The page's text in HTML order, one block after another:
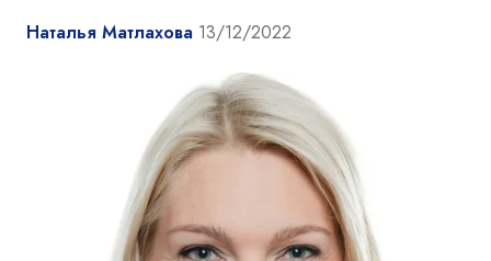
Наталья Матлахова 13/12/2022